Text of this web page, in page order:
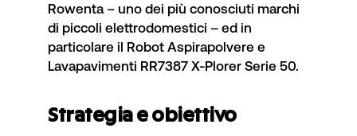
Rowenta– uno dei più conosciuti marchi
di piccoli elettrodomestici – ed in
particolare il Robot Aspirapolvere e
Lavapavimenti RR7387 X-Plorer Serie 50.
Strategia e obiettivo